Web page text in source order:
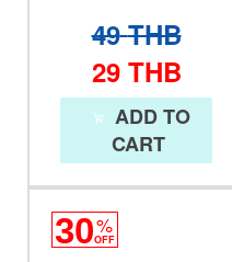
49 THB
29 THB
ADD TO
CART
30%
OFF